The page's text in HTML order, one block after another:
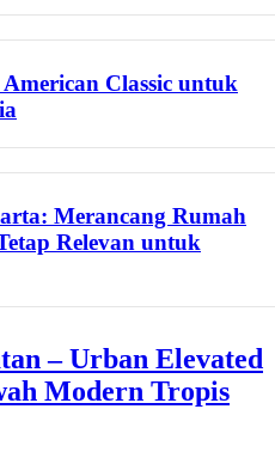
Classic untuk
Merancang Rumah
Relevan untuk
– Urban Elevated
Modern Tropis